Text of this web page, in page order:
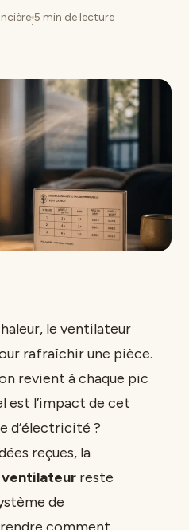
·
5 min de lecture
le ventilateur
rafraîchir une pièce.
revient à chaque pic
est l’impact de cet
d’électricité ?
reçues, la
ventilateur reste
de